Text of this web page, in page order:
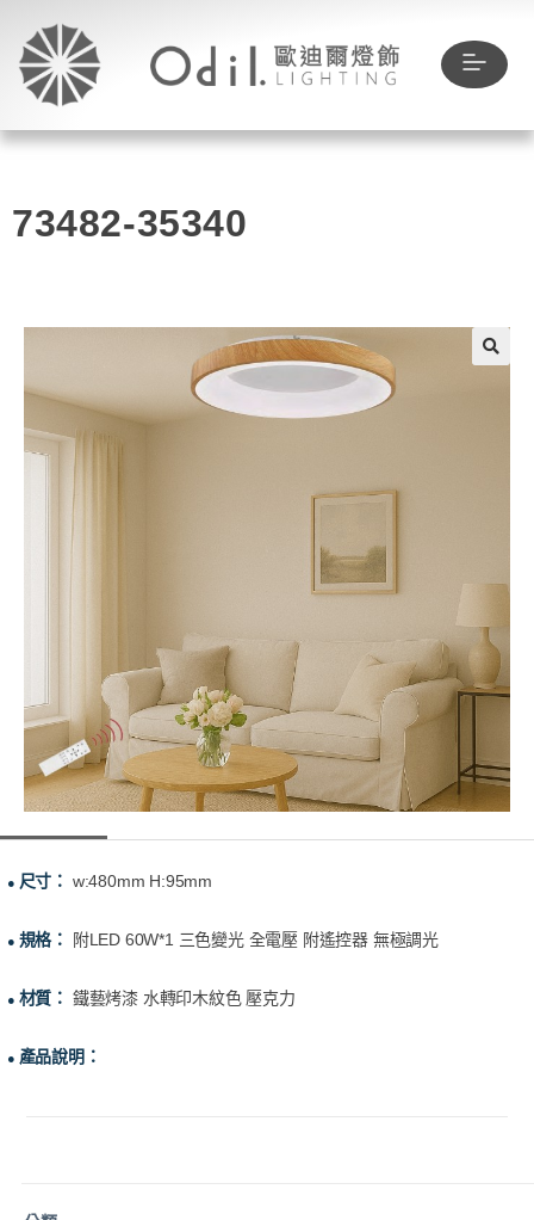
73482-35340
● 尺寸： w:480mm H:95mm
● 規格： 附LED 60W*1 三色變光 全電壓 附遙控器 無極調光
● 材質： 鐵藝烤漆 水轉印木紋色 壓克力
● 產品說明：